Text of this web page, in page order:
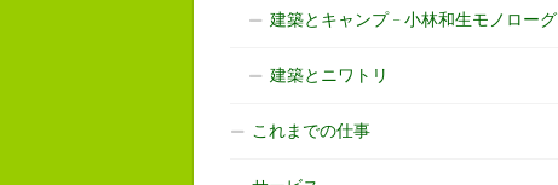
建築とキャンプ – 小林和生モノローグ
建築とニワトリ
これまでの仕事